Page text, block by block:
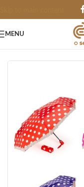
MENU